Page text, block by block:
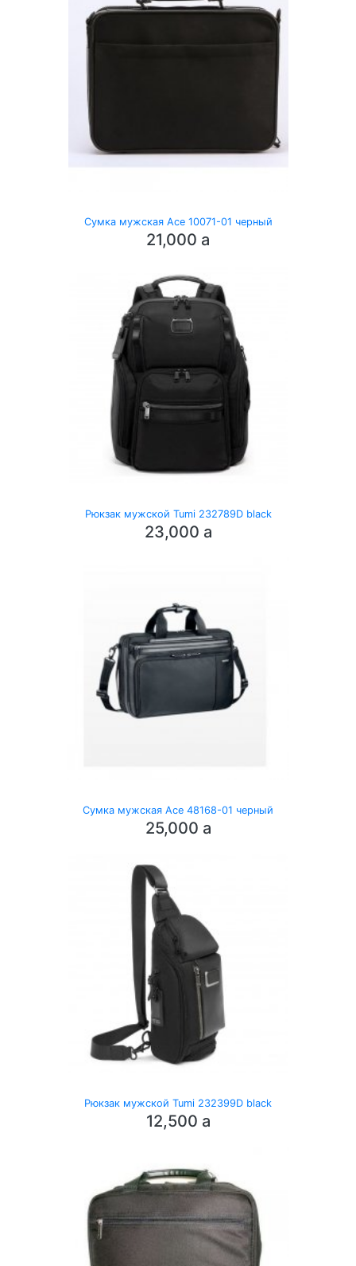
Сумка мужская Ace 10071-01 черный
21,000 a
Рюкзак мужской Tumi 232789D black
23,000 a
Сумка мужская Ace 48168-01 черный
25,000 a
Рюкзак мужской Tumi 232399D black
12,500 a